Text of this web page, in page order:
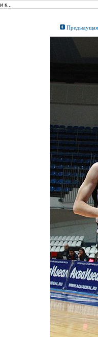
Предыдущая